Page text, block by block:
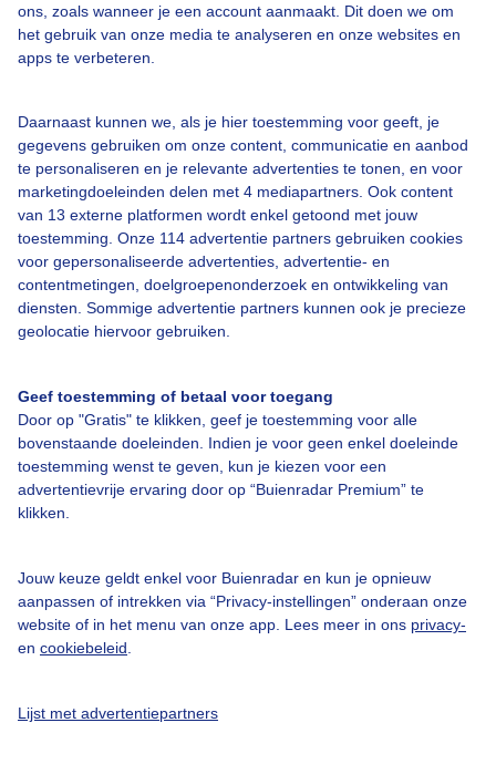
ons, zoals wanneer je een account aanmaakt. Dit doen we om
het gebruik van onze media te analyseren en onze websites en
apps te verbeteren.
Daarnaast kunnen we, als je hier toestemming voor geeft, je
gegevens gebruiken om onze content, communicatie en aanbod
te personaliseren en je relevante advertenties te tonen, en voor
marketingdoeleinden delen met 4 mediapartners. Ook content
van 13 externe platformen wordt enkel getoond met jouw
toestemming. Onze 114 advertentie partners gebruiken cookies
voor gepersonaliseerde advertenties, advertentie- en
contentmetingen, doelgroepenonderzoek en ontwikkeling van
diensten. Sommige advertentie partners kunnen ook je precieze
geolocatie hiervoor gebruiken.
Geef toestemming of betaal voor toegang
Door op "Gratis" te klikken, geef je toestemming voor alle
bovenstaande doeleinden. Indien je voor geen enkel doeleinde
toestemming wenst te geven, kun je kiezen voor een
advertentievrije ervaring door op “Buienradar Premium” te
klikken.
Jouw keuze geldt enkel voor Buienradar en kun je opnieuw
aanpassen of intrekken via “Privacy-instellingen” onderaan onze
website of in het menu van onze app. Lees meer in ons privacy-
en cookiebeleid
Lijst met advertentiepartners
Een moment geduld aub...
Over Buienradar
Bedrijfsgegevens
Veelgestelde vragen
Contact
Gebruikersvoorwaarden
Adverteren
Buienradar Team
Privacy beleid
Privacy instellingen
Gratis weerdata
Buienradar